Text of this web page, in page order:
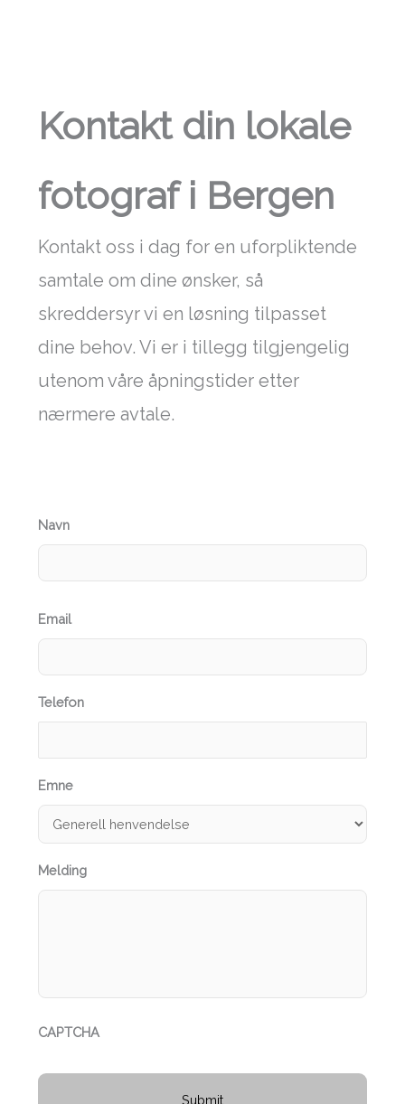
Kontakt din lokale
fotograf i Bergen
Kontakt oss i dag for en uforpliktende
samtale om dine ønsker, så
skreddersyr vi en løsning tilpasset
dine behov. Vi er i tillegg tilgjengelig
utenom våre åpningstider etter
nærmere avtale.
Navn
u
Email
Telefon
Emne
Melding
CAPTCHA